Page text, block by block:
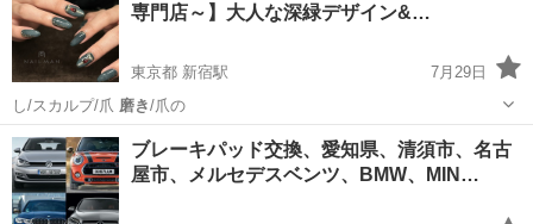
専門店～】大人な深緑デザイン&…
東京都 新宿駅
7月29日
し/スカルプ/爪 磨き/爪の
東京 新宿区 新宿駅 ネイル
ブレーキパッド交換、愛知県、清須市、名古
屋市、メルセデスベンツ、BMW、MIN…